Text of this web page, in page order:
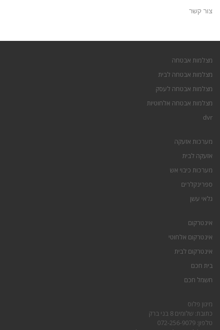
צור קשר
מצלמות אבטחה
מצלמות אבטחה לבית
מצלמות אבטחה לעסק
מצלמות אבטחה אלחוטיות
dvr
מערכות אזעקה
אזעקה לבית
מערכות כיבוי אש
ספרינקלרים
גלאי עשן
אינטרקום
אינטרקום אלחוטי
אינטרקום לבית
בית חכם
חשמל חכם
מיגון פלוס
כתובת: שלומים 8 בני ברק
טלפון: 072-256-9079